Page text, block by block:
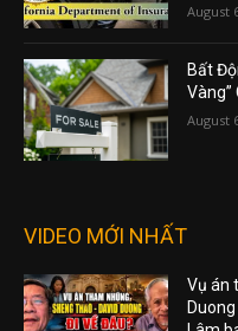
August
Bất
Vàng”
August
VIDEO MỚI NHẤT
Vụ án